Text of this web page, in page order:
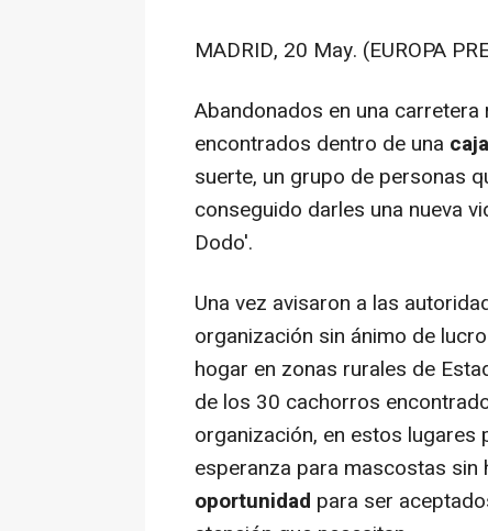
MADRID, 20 May. (EUROPA
Abandonados en una
encontrados dentro de una
suerte, un grupo de personas
conseguido darles una nueva
Dodo'.
Una vez avisaron a las
organización sin ánimo de
hogar en zonas rurales de
de los 30 cachorros
organización, en estos lugares
esperanza para mascostas
oportunidad para ser